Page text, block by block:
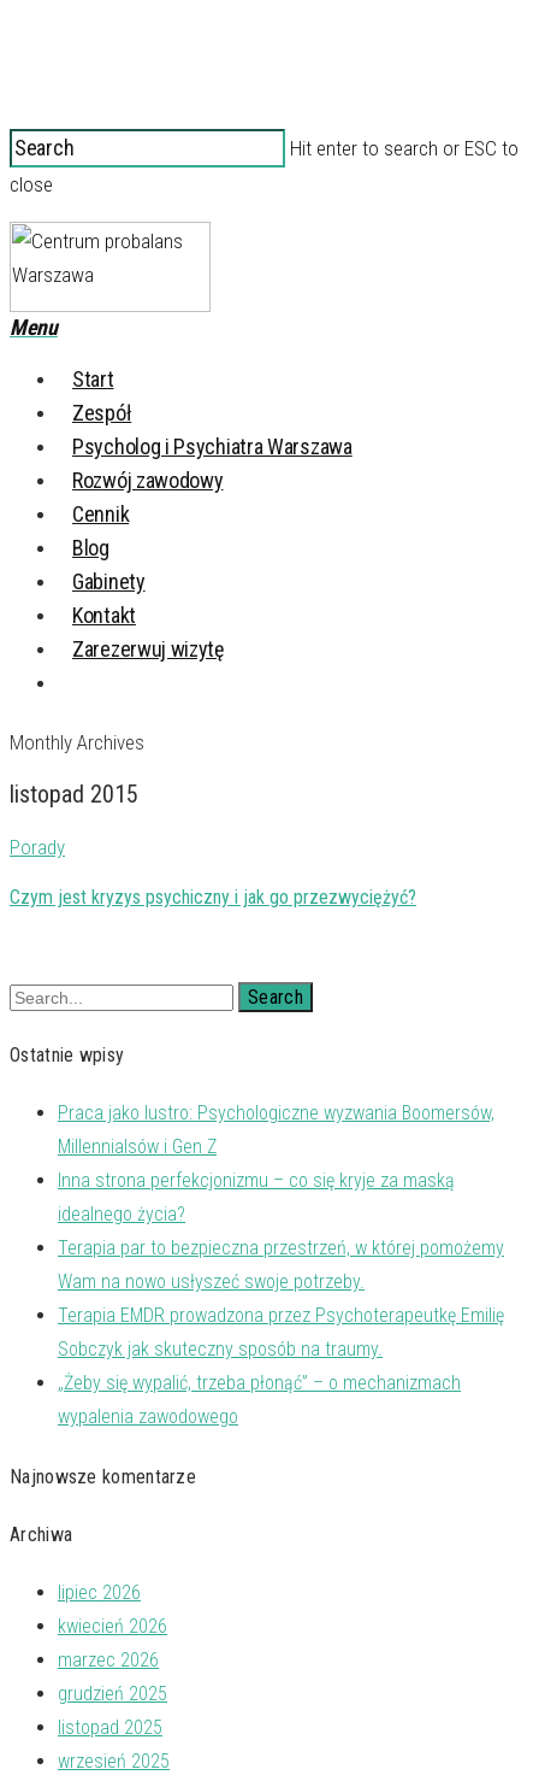
Hit enter to search or ESC to
close
Menu
Start
Zespół
Psycholog i Psychiatra Warszawa
Rozwój zawodowy
Cennik
Blog
Gabinety
Kontakt
Zarezerwuj wizytę
Monthly Archives
listopad 2015
Porady
Czym jest kryzys psychiczny i jak go przezwyciężyć?
Search
Ostatnie wpisy
Praca jako lustro: Psychologiczne wyzwania Boomersów,
Millennialsów i Gen Z
Inna strona perfekcjonizmu – co się kryje za maską
idealnego życia?
Terapia par to bezpieczna przestrzeń, w której pomożemy
Wam na nowo usłyszeć swoje potrzeby.
Terapia EMDR prowadzona przez Psychoterapeutkę Emilię
Sobczyk jak skuteczny sposób na traumy.
„Żeby się wypalić, trzeba płonąć” – o mechanizmach
wypalenia zawodowego
Najnowsze komentarze
Archiwa
lipiec 2026
kwiecień 2026
marzec 2026
grudzień 2025
listopad 2025
wrzesień 2025